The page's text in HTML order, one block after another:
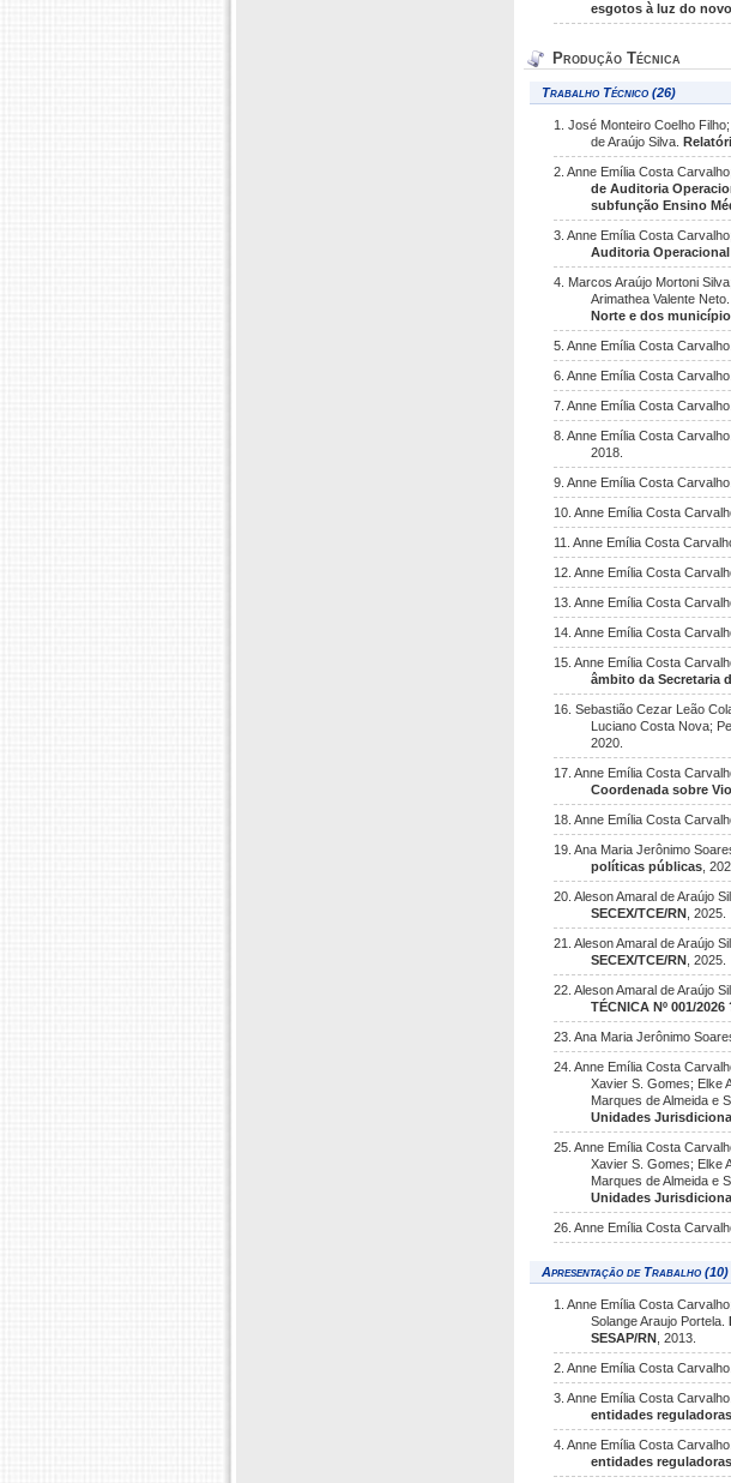
esgotos à luz do
Produção Técnica
Trabalho Técnico (26)
1. José Monteiro Coelho
de Araújo Silva.
2. Anne Emília Costa
de Auditoria
subfunção Ensino
3. Anne Emília Costa
Auditoria
4. Marcos Araújo Mortoni
Arimathea Valente
Norte e dos
5. Anne Emília Costa Carvalho.
6. Anne Emília Costa Carvalho.
7. Anne Emília Costa Carvalho.
8. Anne Emília Costa Carvalho.
2018.
9. Anne Emília Costa Carvalho.
10. Anne Emília Costa
11. Anne Emília Costa
12. Anne Emília Costa
13. Anne Emília Costa
14. Anne Emília Costa
15. Anne Emília Costa
âmbito da Secretaria
16. Sebastião Cezar Leão
Luciano Costa Nova;
2020.
17. Anne Emília Costa
Coordenada sobre
18. Anne Emília Costa
19. Ana Maria Jerônimo
políticas públicas ,
20. Aleson Amaral de Araújo
SECEX/TCE/RN , 2025.
21. Aleson Amaral de Araújo
SECEX/TCE/RN , 2025.
22. Aleson Amaral de Araújo
TÉCNICA Nº 001/2026
23. Ana Maria Jerônimo
24. Anne Emília Costa
Xavier S. Gomes; Elke
Marques de Almeida e
Unidades
25. Anne Emília Costa
Xavier S. Gomes; Elke
Marques de Almeida e
Unidades
26. Anne Emília Costa
Apresentação de Trabalho (10)
1. Anne Emília Costa
Solange Araujo Portela.
SESAP/RN , 2013.
2. Anne Emília Costa Carvalho.
3. Anne Emília Costa Carvalho.
entidades
4. Anne Emília Costa Carvalho.
entidades